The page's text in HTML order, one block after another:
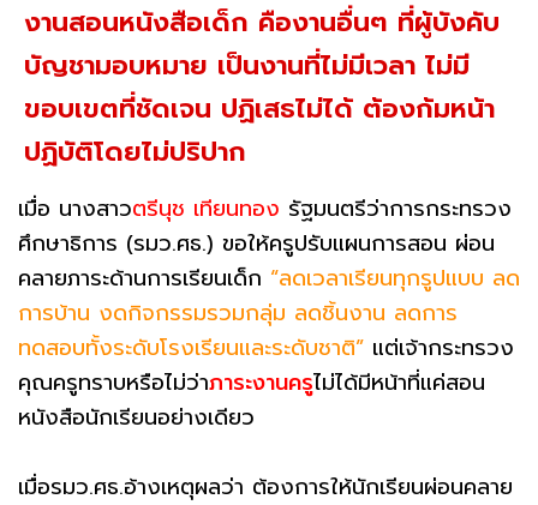
งานสอนหนังสือเด็ก คืองานอื่นๆ ที่ผู้บังคับ
บัญชามอบหมาย เป็นงานที่ไม่มีเวลา ไม่มี
ขอบเขตที่ชัดเจน ปฏิเสธไม่ได้ ต้องก้มหน้า
ปฏิบัติโดยไม่ปริปาก
เมื่อ นางสาวตรีนุช เทียนทอง รัฐมนตรีว่าการกระทรวง
ศึกษาธิการ (รมว.ศธ.) ขอให้ครูปรับแผนการสอน ผ่อน
คลายภาระด้านการเรียนเด็ก “ลดเวลาเรียนทุกรูปแบบ ลด
การบ้าน งดกิจกรรมรวมกลุ่ม ลดชิ้นงาน ลดการ
ทดสอบทั้งระดับโรงเรียนและระดับชาติ” แต่เจ้ากระทรวง
คุณครูทราบหรือไม่ว่าภาระงานครูไม่ได้มีหน้าที่แค่สอน
หนังสือนักเรียนอย่างเดียว
เมื่อรมว.ศธ.อ้างเหตุผลว่า ต้องการให้นักเรียนผ่อนคลาย